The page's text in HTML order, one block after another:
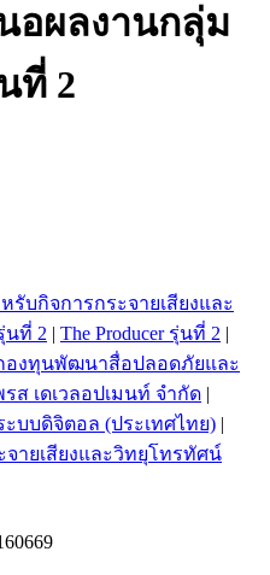
อผลงานกลุ่ม
ที่ 2
บกิจการกระจายเสียงและ
นที่ 2 | The Producer รุ่นที่ 2 |
องทุนพัฒนาสื่อปลอดภัยและ
ส เดเวลอปเมนท์ จำกัด |
บบดิจิตอล (ประเทศไทย) |
ายเสียงและวิทยุโทรทัศน์